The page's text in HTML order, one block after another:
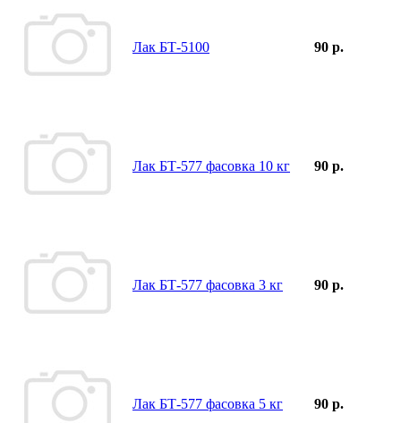
Лак БТ-5100 90 р.
Лак БТ-577 фасовка 10 кг 90 р.
Лак БТ-577 фасовка 3 кг 90 р.
Лак БТ-577 фасовка 5 кг 90 р.